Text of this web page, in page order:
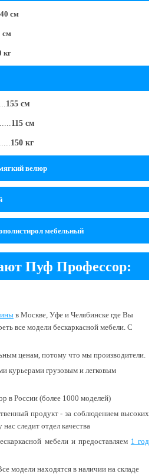
см
см
кг
155 см
115 см
150 кг
велюр
мебельный
Пуф Профессор:
в Москве, Уфе и Челябинске где Вы
все модели бескаркасной мебели. С
ценам, потому что мы производители.
курьерами грузовым и легковым
в России (более 1000 моделей)
продукт - за соблюдением высоких
следит отдел качества
мебели и предоставляем 1 год
модели находятся в наличии на складе